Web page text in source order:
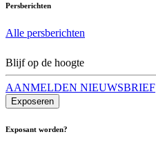
Persberichten
Alle persberichten
Blijf op de hoogte
AANMELDEN NIEUWSBRIEF
Exposeren
Exposant worden?